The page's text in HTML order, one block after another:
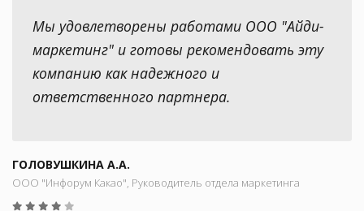
Мы удовлетворены работами ООО "Айди-
маркетинг" и готовы рекомендовать эту
компанию как надежного и
ответственного партнера.
ГОЛОВУШКИНА А.А.
ООО "Инфорум Какао", Руководитель отдела маркетинга